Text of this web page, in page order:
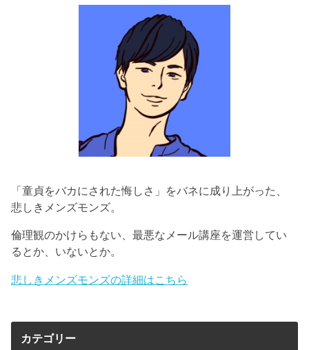
「童貞をバカにされた悔しさ」をバネに成り上がった、
悲しきメンズモンズ。
倫理観のかけらもない、最悪なメール講座を運営してい
るとか、いないとか。
悲しきメンズモンズの詳細はこちら
カテゴリー